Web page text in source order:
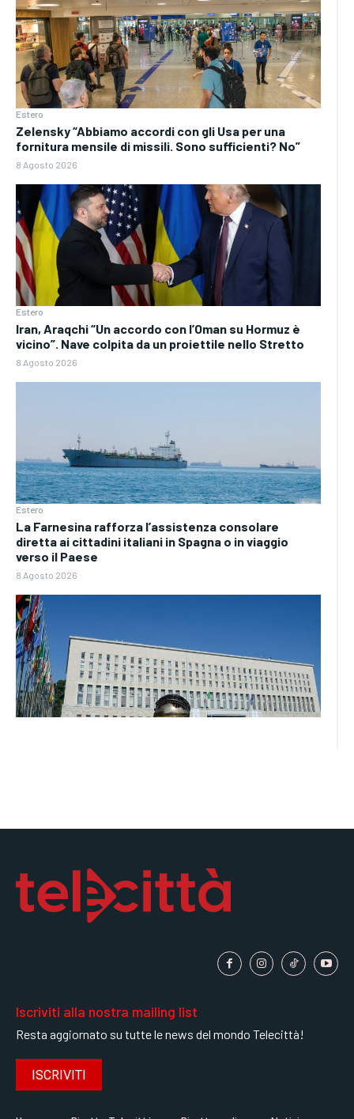
Estero
Zelensky “Abbiamo accordi con gli Usa per una
fornitura mensile di missili. Sono sufficienti? No”
8 Agosto 2026
Estero
Iran, Araqchi “Un accordo con l’Oman su Hormuz è
vicino”. Nave colpita da un proiettile nello Stretto
8 Agosto 2026
Estero
La Farnesina rafforza l’assistenza consolare
diretta ai cittadini italiani in Spagna o in viaggio
verso il Paese
8 Agosto 2026
Iscriviti alla nostra mailing list
Resta aggiornato su tutte le news del mondo Telecittà!
ISCRIVITI